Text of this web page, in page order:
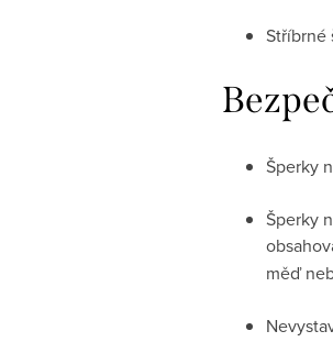
Stříbrné
Šperky
Šperky
měď